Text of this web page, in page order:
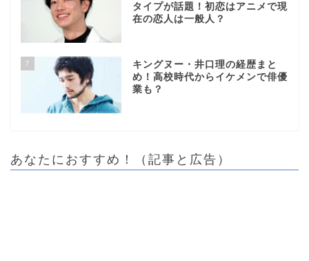
タイプが話題！初恋はアニメで現
在の恋人は一般人？
7
キングヌー・井口理の経歴まと
め！高校時代からイケメンで俳優
業も？
あなたにおすすめ！（記事と広告）